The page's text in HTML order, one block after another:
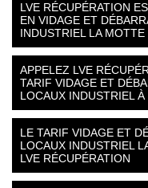
LVE RÉCUPÉRATION
EN VIDAGE ET
INDUSTRIEL LA
APPELEZ LVE
TARIF VIDAGE ET
LOCAUX INDUSTRIEL
LE TARIF VIDAGE ET
LOCAUX INDUSTRIEL
LVE RÉCUPÉRATION